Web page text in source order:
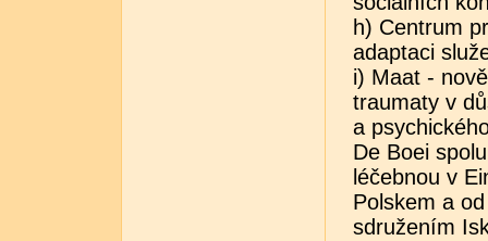
h) Centrum
adaptaci
i) Maat -
traumaty v
a
De Boei
léčebnou v
Polskem a
sdružením